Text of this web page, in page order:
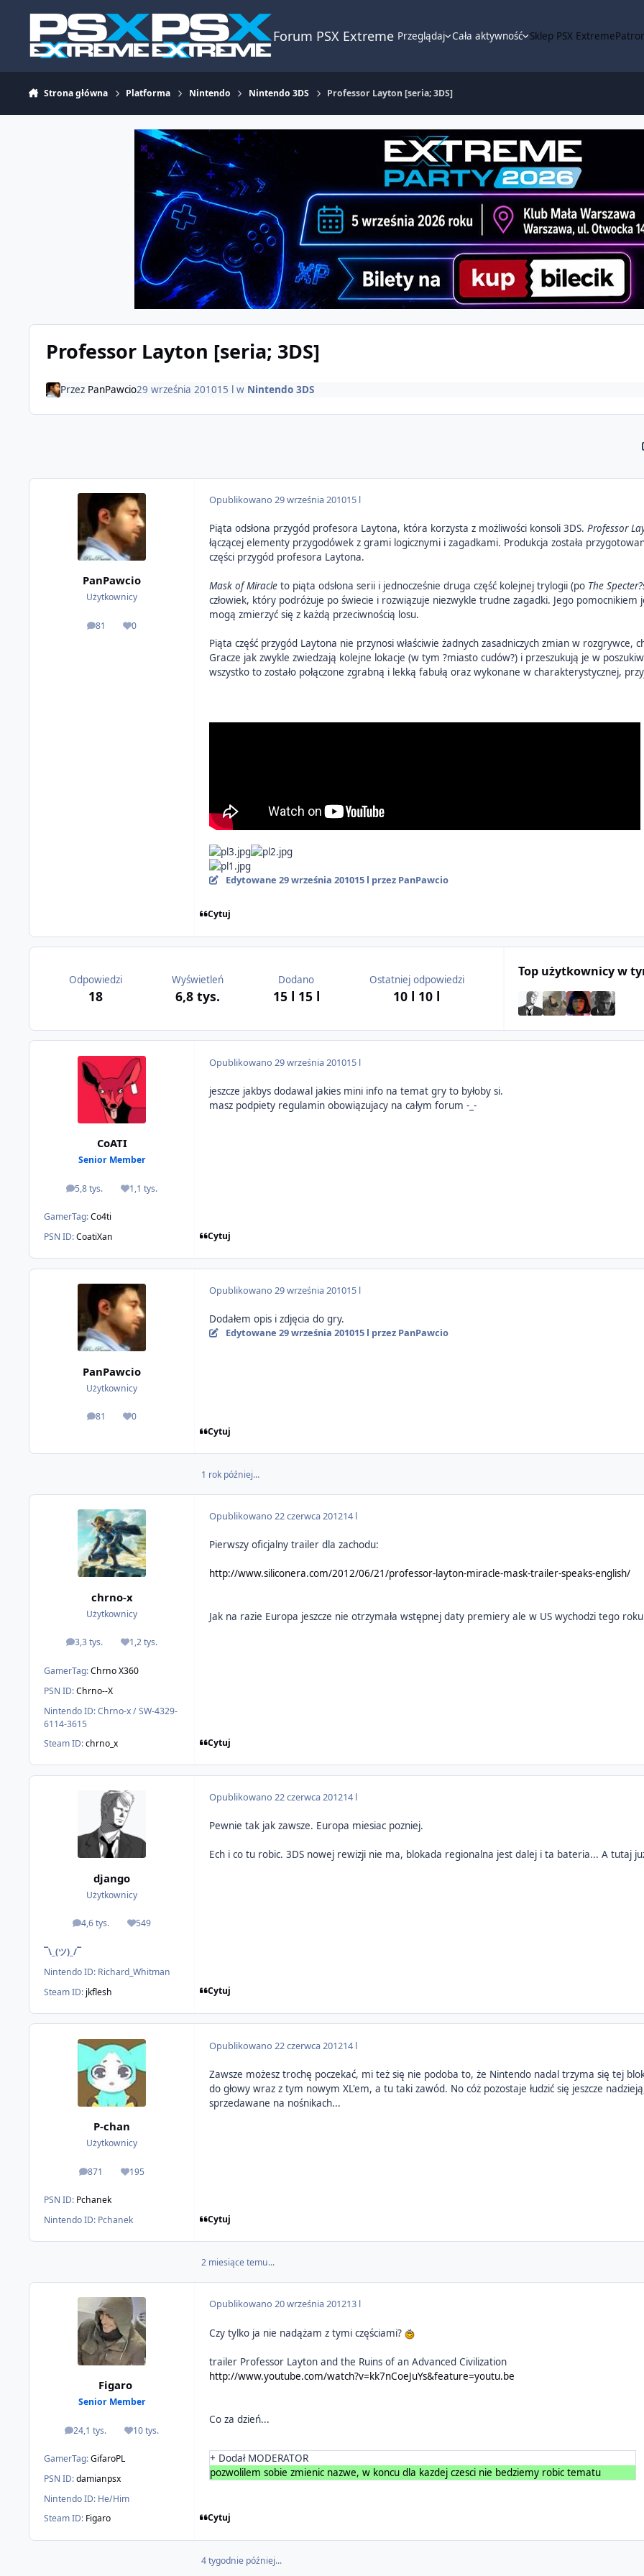
Forum PSX Extreme Przeglądaj Cała aktywność Sklep PSX Extreme
Strona główna Platforma Nintendo Nintendo 3DS Professor Layton [seria; 3DS]
Professor Layton [seria; 3DS]
Przez PanPawcio29 września 201015 lw Nintendo 3DS
PanPawcio
Użytkownicy
81
odpowiedzi
0
Reputacja
Opublikowano29 września 201015 l
Piąta odsłona przygód profesora Laytona, która korzysta z możliwości konsoli 3DS.Professor
łączącej elementy przygodówek z grami logicznymi i zagadkami. Produkcja została
części przygód profesora Laytona.
Mask of Miracleto piąta odsłona serii i jednocześnie druga część kolejnej trylogii (po The
człowiek, który podróżuje po świecie i rozwiązuje niezwykle trudne zagadki. Jego pomocnikiem
mogą zmierzyć się z każdą przeciwnością losu.
Piąta część przygód Laytona nie przynosi właściwie żadnych zasadniczych zmian w
Gracze jak zwykle zwiedzają kolejne lokacje (w tym ?miasto cudów?) i przeszukują je w
wszystko to zostało połączone zgrabną i lekką fabułą oraz wykonane w charakterystycznej,
Edytowane 29 września 201015 l przez PanPawcio
Cytuj
Odpowiedzi
18
Wyświetleń
6,8 tys.
Dodano
15 l 15 l
Ostatniej odpowiedzi
10 l 10 l
Top użytkownicy w
CoATI
Senior Member
5,8 tys.
odpowiedzi1,1 tys.
Reputacja
GamerTag:Co4ti
PSN ID:CoatiXan
Opublikowano 29 września 201015 l
jeszcze jakbys dodawal jakies mini info na temat gry to byłoby si.
masz podpiety regulamin obowiązujacy na całym forum -_-
Cytuj
PanPawcio
Użytkownicy
81
odpowiedzi
0
Reputacja
Opublikowano29 września 201015 l
Dodałem opis i zdjęcia do gry.
Edytowane 29 września 201015 l przez PanPawcio
Cytuj
1 rok później...
chrno-x
Użytkownicy
3,3 tys.
odpowiedzi1,2 tys.
Reputacja
GamerTag:Chrno X360
PSN ID:Chrno--X
Nintendo ID:Chrno-x / SW-4329-
6114-3615
Steam ID:chrno_x
Opublikowano22 czerwca 201214 l
Pierwszy oficjalny trailer dla zachodu:
http://www.siliconera.com/2012/06/21/professor-layton-miracle-mask-trailer-speaks-english/
Jak na razie Europa jeszcze nie otrzymała wstępnej daty premiery ale w US wychodzi tego
Cytuj
django
Użytkownicy
4,6 tys.
odpowiedzi549
Reputacja
¯\_(ツ)_/¯
Nintendo ID: Richard_Whitman
Steam ID: jkflesh
Opublikowano22 czerwca 201214 l
Pewnie tak jak zawsze. Europa miesiac pozniej.
Ech i co tu robic. 3DS nowej rewizji nie ma, blokada regionalna jest dalej i ta bateria... A tutaj
Cytuj
P-chan
Użytkownicy
871
odpowiedzi195
Reputacja
PSN ID: Pchanek
Nintendo ID: Pchanek
Opublikowano 22 czerwca 201214 l
Zawsze możesz trochę poczekać, mi też się nie podoba to, że Nintendo nadal trzyma się tej
do głowy wraz z tym nowym XL'em, a tu taki zawód. No cóż pozostaje łudzić się jeszcze
sprzedawane na nośnikach...
Cytuj
2 miesiące temu...
Figaro
Senior Member
24,1 tys.
odpowiedzi10 tys.
Reputacja
GamerTag:GifaroPL
PSN ID:damianpsx
Nintendo ID: He/Him
Steam ID: Figaro
Opublikowano20 września 201213 l
Czy tylko ja nie nadążam z tymi częściami?
trailer Professor Layton and the Ruins of an Advanced Civilization
http://www.youtube.com/watch?v=kk7nCoeJuYs&feature=youtu.be
Co za dzień...
+ Dodał MODERATOR
pozwolilem sobie zmienic nazwe, w koncu dla kazdej czesci nie bedziemy robic tematu
Cytuj
4 tygodnie później...